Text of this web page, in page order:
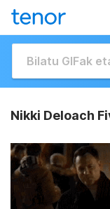
Nikki Deloach